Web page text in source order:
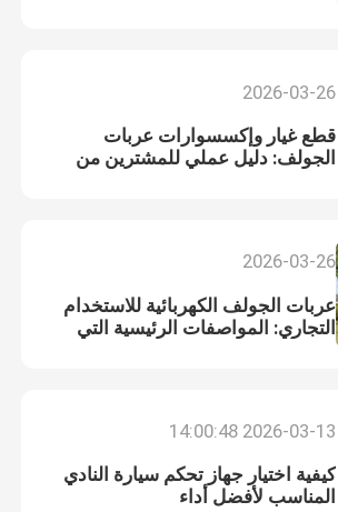
2026-03-26
قطع غيار وإكسسوارات عربات
الجولف: دليل عملي للمشترين من
2026-03-26
عربات الجولف الكهربائية للاستخدام
التجاري: المواصفات الرئيسية التي
يجب أن يعرفها المشترون
2026-03-13 14:00:48
كيفية اختيار جهاز تحكم سيارة النادي
المناسب لأفضل أداء